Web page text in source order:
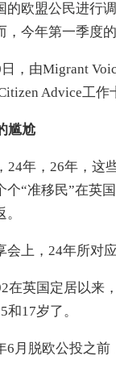
的欧盟公民进行
，今年第一季度
由Migrant
Advice工作
尴尬
年，26年，这些
个“准移民”在英
，24年所对应
英国定居以来，
和17岁了。
脱欧公投之前，